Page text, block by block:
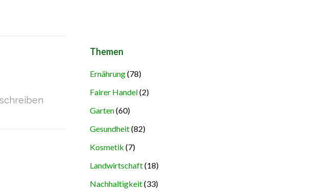
Themen
Ernährung(78)
Fairer Handel(2)
Garten(60)
Gesundheit(82)
Kosmetik (7)
Landwirtschaft(18)
Nachhaltigkeit(33)